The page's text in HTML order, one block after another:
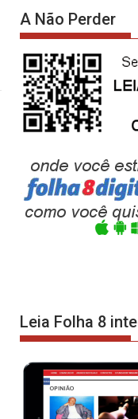
A Não Perder
Leia Folha 8